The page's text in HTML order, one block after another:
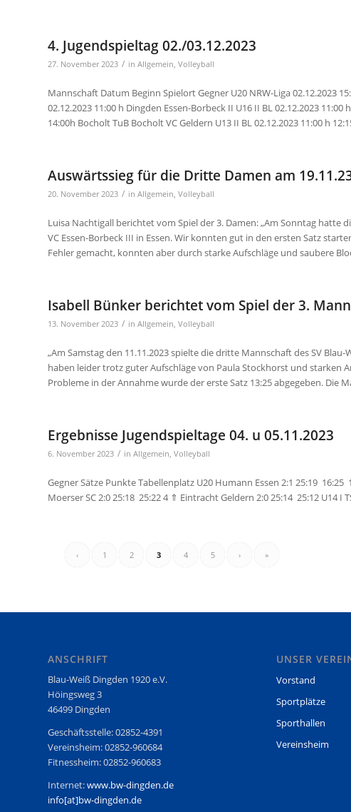
4. Jugendspieltag 02./03.12.2023
27. November 2023 / in Allgemein Volleyball
Mannschaft Datum Beginn Spielort Gegner U20 NRW-Liga 02.12.2023
02.12.2023 11:00 h Dingden Essen-Borbeck II U16 II BL 02.12.2023
14:00h Bocholt TuB Bocholt VC Geldern U13 II BL 02.12.2023 11:00 h
Auswärtssieg für die Dritte Damen am
20. November 2023 / in Allgemein Volleyball
Luisa Nachtigall berichtet vom Spiel der 3. Damen: „Am Sonntag hatte
VC Essen-Borbeck III in Essen. Wir konnten gut in den ersten Satz
Fehler gemacht, konnten aber durch starke Aufschläge und saubere
Isabell Bünker berichtet vom Spiel der 3.
13. November 2023 / in Allgemein, Volleyball
„Am Samstag den 11.11.2023 spielte die dritte Mannschaft des SV
haben leider trotz guter Aufschläge von Paula Stockhorst und starken
Probleme in der Annahme wurde der erste Satz 13:25 abgegeben. Die
Ergebnisse Jugendspieltage 04. u 05.11.2023
6. November 2023 / in Allgemein, Volleyball
Gegner Sätze Punkte Tabellenplatz U20 Humann Essen 2:1 25:19 16:25
Moerser SC 2:0 25:18 25:22 4 ⇑ Eintracht Geldern 2:0 25:14 25:12 U14 I
‹ 1 2 3 4 5 › »
ANSCHRIFT
Blau-Weiß Dingden 1920 e.V.
Höingsweg 3
46499 Dingden
Geschäftsstelle: 02852-4391
Vereinsheim: 02852-960684
Fitnessheim: 02852-960683
Internet:www.bw-dingden.de
info[at]bw-dingden.de
UNSER
Vorstand
Sportplätze
Sporthallen
Vereinsheim